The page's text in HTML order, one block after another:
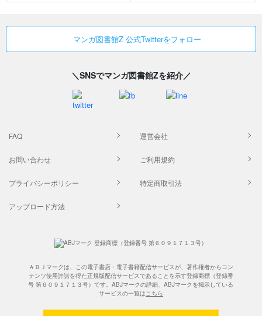
マンガ図書館Z 公式Twitterをフォロー
＼SNSでマンガ図書館Zを紹介／
FAQ 運営会社
お問い合わせ ご利用規約
プライバシーポリシー 特定商取引法
アップロード方法
ＡＢＪマークは、この電子書店・電子書籍配信サービスが、著作権者からコン
テンツ使用許諾を得た正規版配信サービスであることを示す登録商標（登録番
号 第６０９１７１３号）です。ABJマークの詳細、ABJマークを掲示している
サービスの一覧はこちら